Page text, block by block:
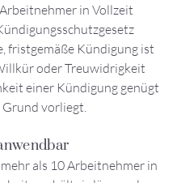
in Vollzeit
fristgemäße Kündigung ist
oder Treuwidrigkeit
einer Kündigung genügt
vorliegt.
als 10 Arbeitnehmer in